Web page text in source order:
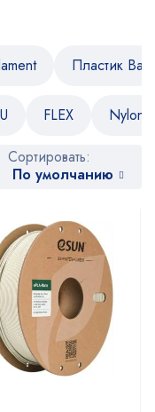
Пластик
FLEX Nylon
Сортировать:
По умолчанию